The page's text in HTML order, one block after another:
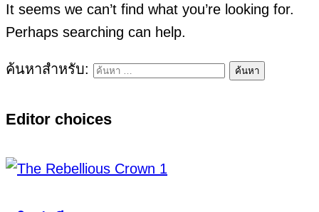
It seems we can’t find what you’re looking for.
Perhaps searching can help.
ค้นหาสำหรับ:
Editor choices